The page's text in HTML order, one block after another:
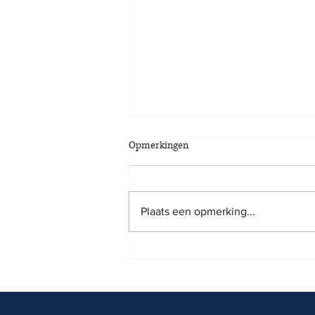
Opmerkingen
Plaats een opmerking...